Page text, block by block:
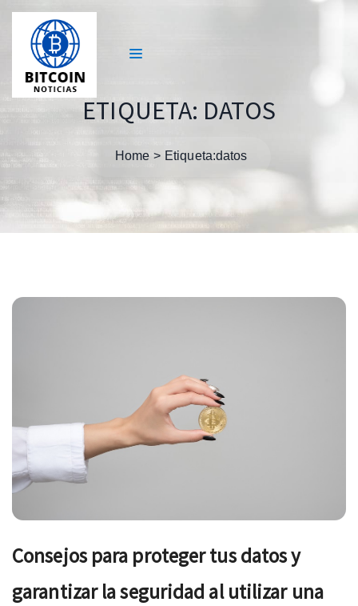
ETIQUETA: DATOS
Home Etiqueta:datos
Consejos para proteger tus datos y
garantizar la seguridad al utilizar una